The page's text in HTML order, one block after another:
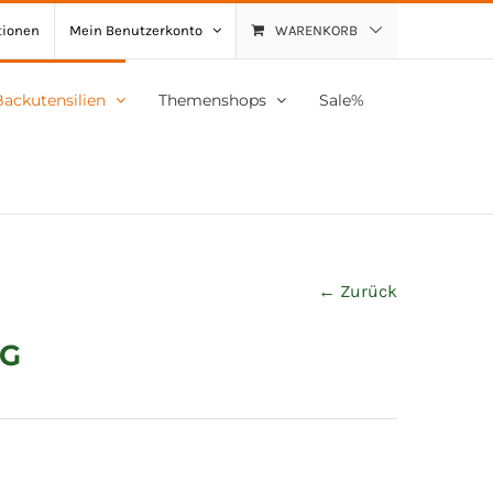
Mein Benutzerkonto WARENKORB
Themenshops Sale%
← Zurück